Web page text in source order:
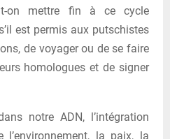
on mettre fin à ce cycle
est permis aux putschistes
de voyager ou de se faire
homologues et de signer
notre ADN, l’intégration
l’environnement, la paix, la